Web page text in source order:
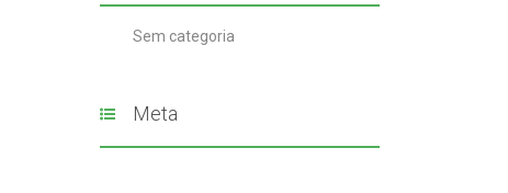
Sem categoria
Meta